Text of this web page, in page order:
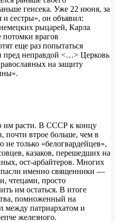
генсека. Уже 22 июня, за
и сестры», он объявил:
рыцарей, Карла
врагов
еще раз попытаться
пред неправдой <…> Церковь
на защиту
им расти. В СССР к концу
почти втрое больше, чем в
только «белогвардейцев»,
казаков, перешедших на
ост-арбайтеров. Многих
именно священники —
чтецами, просто
им остаться. В итоге
помноженный на
между патриархатом и
железного.